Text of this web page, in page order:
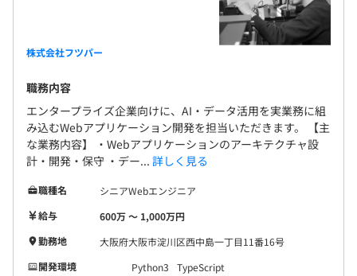
株式会社フツパー
職務内容
エンタープライズ企業向けに、AI・データ活用を実業務に組
み込むWebアプリケーション開発を担当いただきます。 【主
な業務内容】 ・Webアプリケーションのアーキテクチャ設
計・開発・保守 ・デー... 詳しく見る
職種名
シニアWebエンジニア
給与
600万 〜 1,000万円
勤務地
大阪府大阪市淀川区西中島一丁目11番16号
開発環境
Python3 TypeScript